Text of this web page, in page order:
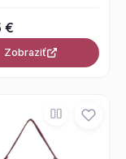
€
Zobraziť